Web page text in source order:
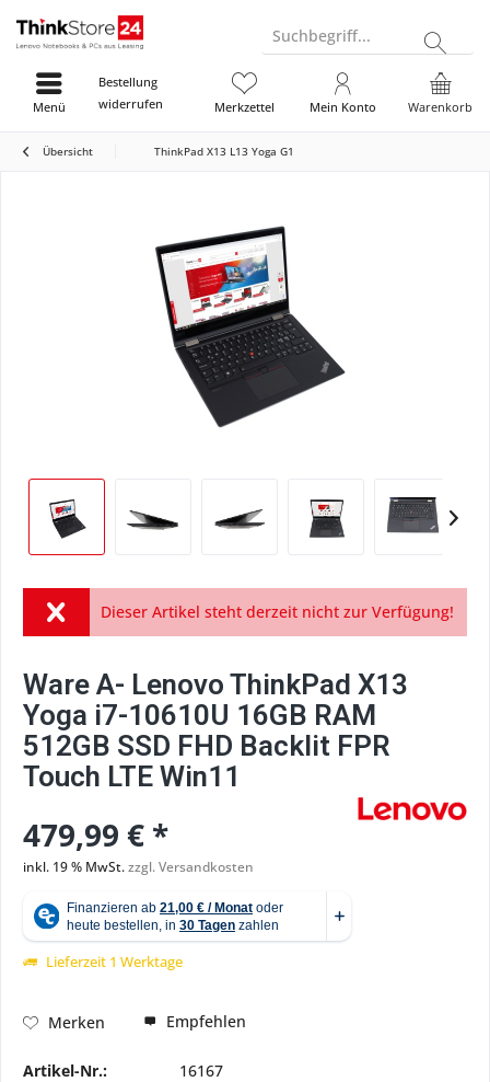
Suchbegriff...
Bestellung
widerrufen
Warenkorb
Merkzettel Mein Konto
Menü
Übersicht ThinkPad X13 L13 Yoga G1
Dieser Artikel steht derzeit nicht zur Verfügung!
Ware A- Lenovo ThinkPad X13
Yoga i7-10610U 16GB RAM
512GB SSD FHD Backlit FPR
Touch LTE Win11
479,99 € *
inkl. 19 % MwSt.zzgl. Versandkosten
Lieferzeit 1 Werktage
Merken Empfehlen
Artikel-Nr.:
16167